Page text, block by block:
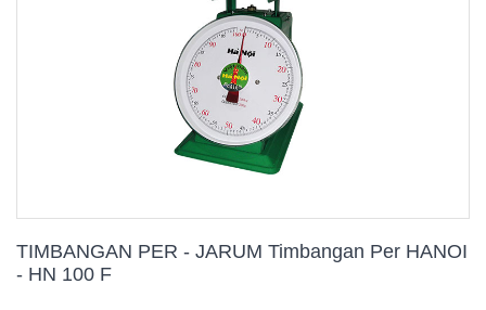
TIMBANGAN PER - JARUM Timbangan Per HANOI
- HN 100 F